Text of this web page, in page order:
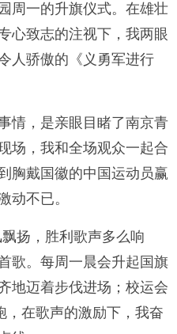
周一的升旗仪式。在雄壮
心致志的注视下，我两眼
人骄傲的《义勇军进行
情，是亲眼目睹了南京青
场，我和全场观众一起合
胸戴国徽的中国运动员赢
动不已。
扬，胜利歌声多么响
歌。每周一晨会升起国旗
地迈着步伐进场；校运会
，在歌声的激励下，我奋